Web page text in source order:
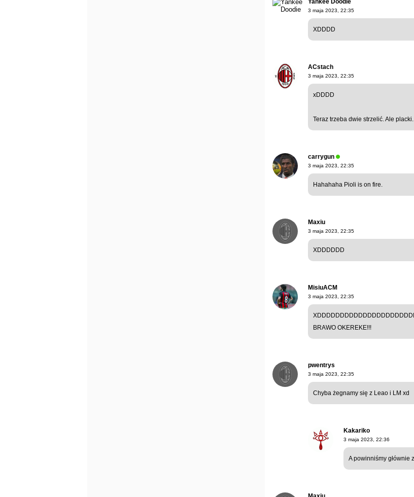
3 maja 2023, 22:35
XDDDD
ACstach
3 maja 2023, 22:35
xDDDD
Teraz trzeba dwie strzelić. Ale placki.
carrygun
3 maja 2023, 22:35
Hahahaha Pioli is on fire.
Maxiu
3 maja 2023, 22:35
XDDDDDD
MisiuACM
3 maja 2023, 22:35
BRAWO OKEREKE!!!
pwentrys
3 maja 2023, 22:35
Chyba żegnamy się z Leao i LM xd
Kakariko
3 maja 2023, 22:36
A powinniśmy głównie